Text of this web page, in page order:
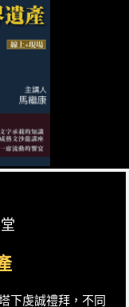
下虔誠禮拜，不同